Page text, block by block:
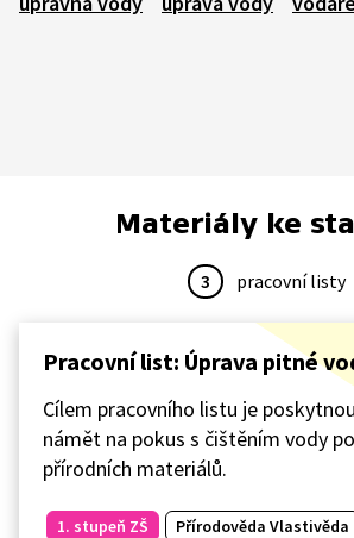
Materiály ke
3 pracovní listy
Pracovní list: Úprava pitné
Cílem pracovního listu je
námět na pokus s čištěním vody
přírodních materiálů.
1. stupeň ZŠ Přírodověda Vlastivěda